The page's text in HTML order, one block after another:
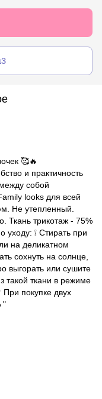
🥰🔥
и практичность
собой
looks для всей
Не утепленный.
Ткань трикотаж - 75%
❕ Стирать при
на деликатном
сохнуть на солнце,
выгорать или сушите
такой ткани в режиме
покупке двух
"